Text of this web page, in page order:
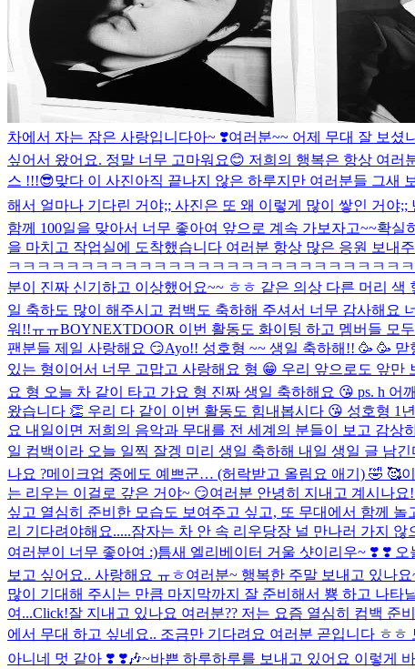
차에서 자는 잠은 사랑입니다아~ ❣️여러분~~ 어제 무대 잘 보셨
싶어서 왔어요. 정말 너무 고마워요😊 저희의 행복은 항상 여
스 !!!😎맞다 이 사진아직 끝나지 않은 하루지만 여러분들 그새
해서 얼마나 기다린 거야;; 사진은 또 왜 이렇게 많이 쌓인 거야
함께 100일을 맞아서 너무 좋아여 앞으로 계속 가보자고~~확실
을 마치고 작업실에 도착했습니다 여러분 항상 많은 응원 보내
ㅋㅋㅋㅋㅋㅋㅋㅋㅋㅋㅋㅋㅋㅋㅋㅋㅋㅋㅋㅋㅋㅋㅋㅋㅋㅋㅋ
분이 진짜 신기하고 이상했어요~~ ㅎㅎ 같은 의상 다른 머리 색
일 축하도 많이 해주시고 컴백도 축하해 주셔서 너무 감사해요
워!!ㅠㅠBOYNEXTDOOR 이번 활동도 화이팅 하고 멤버들 모
팬분들 제일 사랑해요 😏Ayo!! 성호형 ~~ 생일 축하해!! 🥳 🥳
있는 형이어서 너무 고맙고 사랑해요 형 😁 우리 앞으로도 앞
요 형 오늘 차 같이 타고 가요 형 진짜 생일 축하해요 😘 ps. h 어
왔습니다 👏 우리 다 같이 이번 활동도 힘내봅시다 😘 성호형 1
요 내일이면 저희의 음악과 무대를 전 세계의 분들이 보고 감
일 컴백이라 오늘 일찍 잘겡 미리 생일 축하해 내일 생일 글 남긴
나요 ?메이크업 중에도 예쁘군… (허락받고 올림요 애기) 🤣 🥰
는 리우는 이걸로 갚은 거야~ 😏여러분 안녕히 지내고 계시나
싶고 열심히 준비한 모습도 보여주고 싶고, 또 무대에서 함께
리 기다려야해요.....잠자는 차 안 속 리우당장 널 만나러 가지 않
여러분이 너무 좋아여 :)틈새 엘리베이터 거울 샷이리우~ ❣️​ ❣️​ 오
보고 싶어요.. 사랑해요 ㅠㅎ여러분~ 행복한 주말 보내고 있나
많이 기대해 주시는 만큼 마지막까지 잘 준비해서 뿅 하고 나
여...Click!잘 지내고 있나요 여러분?? 저는 요즘 열심히 컴백
에서 무대 하고 싶네요.. 조금만 기다려요 여러분 곧입니다 ㅎㅎ
아니네 멋 같아 ❣️ ❣️🎶~바쁜 하루하루를 보내고 있어요 이렇게